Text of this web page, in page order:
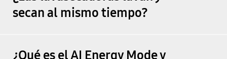
secan al mismo tiempo?
¿Qué es el AI Energy Mode y